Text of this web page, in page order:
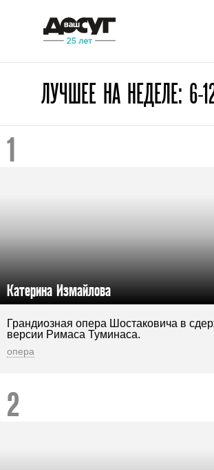
ЛУЧШЕЕ НА НЕДЕЛЕ: 6-
Катерина Измайлова
Грандиозная опера Шостаковича в
версии Римаса Туминаса.
опера